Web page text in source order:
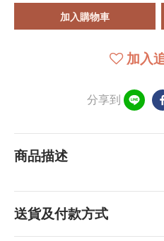
加入購物車
加入
分享到
商品描述
送貨及付款方式